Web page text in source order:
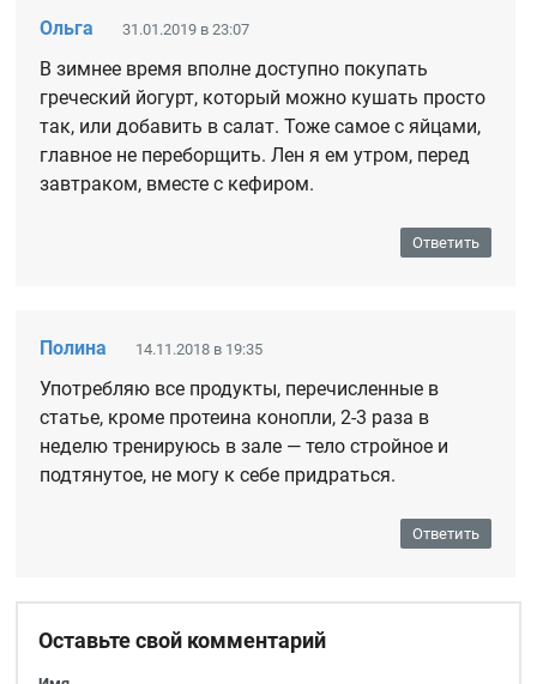
Ольга 31.01.2019 в 23:07
В зимнее время вполне доступно покупать
греческий йогурт, который можно кушать просто
так, или добавить в салат. Тоже самое с яйцами,
главное не переборщить. Лен я ем утром, перед
завтраком, вместе с кефиром.
Ответить
Полина 14.11.2018 в 19:35
Употребляю все продукты, перечисленные в
статье, кроме протеина конопли, 2-3 раза в
неделю тренируюсь в зале — тело стройное и
подтянутое, не могу к себе придраться.
Ответить
Оставьте свой комментарий